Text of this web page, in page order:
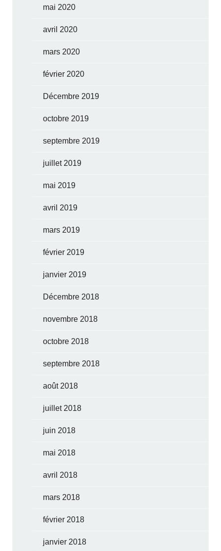
mai 2020
avril 2020
mars 2020
février 2020
Décembre 2019
octobre 2019
septembre 2019
juillet 2019
mai 2019
avril 2019
mars 2019
février 2019
janvier 2019
Décembre 2018
novembre 2018
octobre 2018
septembre 2018
août 2018
juillet 2018
juin 2018
mai 2018
avril 2018
mars 2018
février 2018
janvier 2018